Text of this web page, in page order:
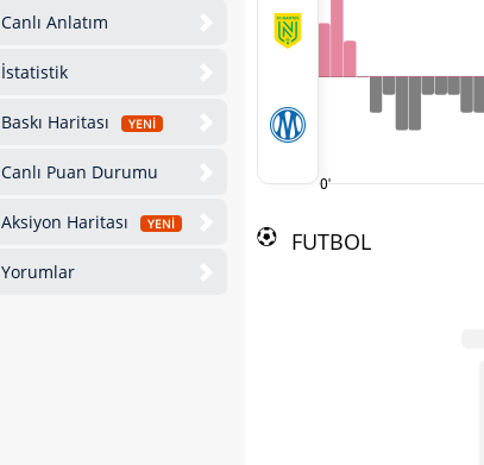
Canlı Anlatım
İstatistik
Baskı Haritası YENİ
Canlı Puan Durumu
Aksiyon Haritası YENİ
Yorumlar
0'
FUTBOL